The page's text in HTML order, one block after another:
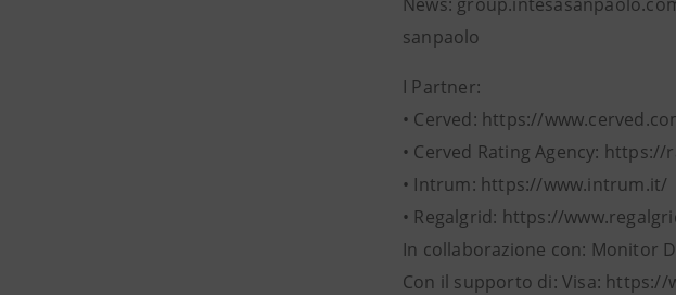
sanpaolo
I Partner:
• Cerved: https://
• Cerved Rating Agency:
• Intrum: https://www.intrum.it/
• Regalgrid: https://
In collaborazione con: Monitor
Con il supporto di: Visa: https://